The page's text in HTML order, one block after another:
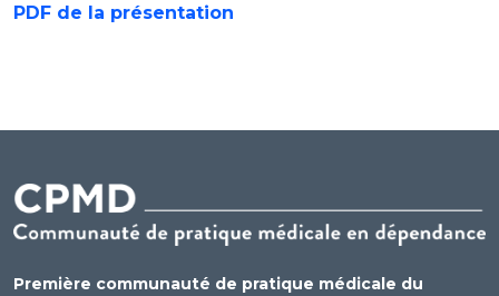
PDF de la présentation
Première communauté de pratique médicale du